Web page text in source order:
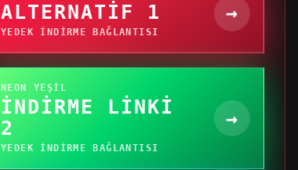
ALTERNATIF 1
YEDEK INDIRME BAĞLANTISI
→
NEON YEŞIL
İNDIRME LINKI
2
YEDEK INDIRME BAĞLANTISI
→